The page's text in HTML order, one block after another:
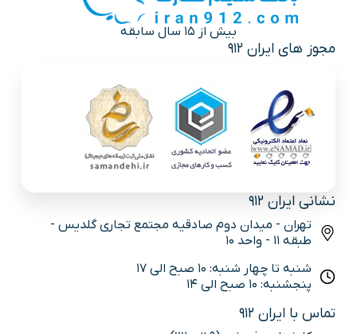
بیش از 15 سال سابقه
نشانی ایران 912
تهران - میدان دوم صادقیه مجتمع تجاری گلدیس -
طبقه 11 - واحد 10
شنبه تا چهار شنبه: 10 صبح الی 17
پنجشنبه: 10 صبح الی 14
تماس با ایران 912
مجوز های ایران 912